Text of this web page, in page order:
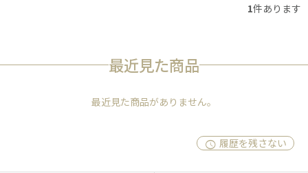
1件あります
最近見た商品
最近見た商品がありません。
履歴を残さない